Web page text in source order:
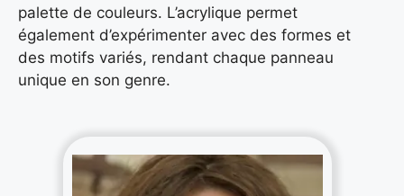
palette de couleurs. L’acrylique permet
également d’expérimenter avec des formes et
des motifs variés, rendant chaque panneau
unique en son genre.